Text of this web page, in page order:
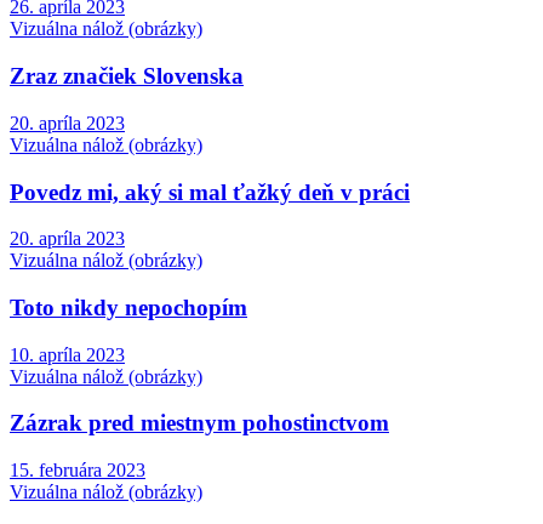
26. apríla 2023
Vizuálna nálož (obrázky)
Zraz značiek Slovenska
20. apríla 2023
Vizuálna nálož (obrázky)
Povedz mi, aký si mal ťažký deň v práci
20. apríla 2023
Vizuálna nálož (obrázky)
Toto nikdy nepochopím
10. apríla 2023
Vizuálna nálož (obrázky)
Zázrak pred miestnym pohostinctvom
15. februára 2023
Vizuálna nálož (obrázky)